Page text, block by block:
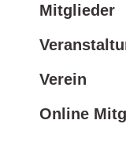
Mitglieder
Verein
Online